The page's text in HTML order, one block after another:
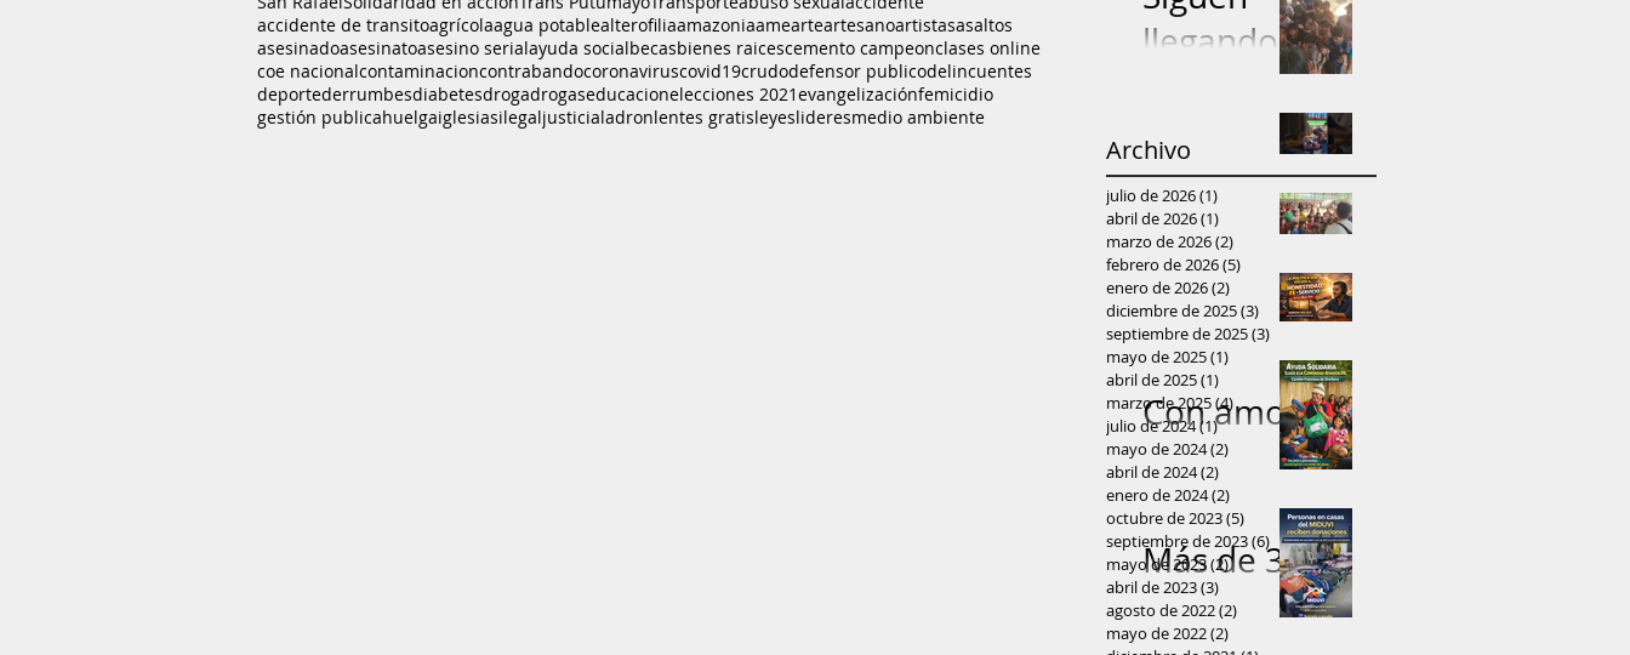
accidente de transitoagrícolaagua potablealterofiliaamazoniaamearteartesanoartistasasaltos
asesinadoasesinatoasesino serialayuda socialbecasbienes raicescemento campeonclases online
coe nacionalcontaminacioncontrabandocoronaviruscovid19crudodefensor publicodelincuentes
deportederrumbesdiabetesdrogadrogaseducacionelecciones 2021evangelizaciónfemicidio
gestión publicahuelgaiglesiasilegaljusticialadronlentes gratisleyeslideresmedio ambiente
: Proyecto
"Dona con
Amor"
lleva ayuda
y
esperanza
a las
comunidad
es de
Orellana
llegando
donacione
s de ropa
Fundación
lleva ayuda
y
esperanza
a mujeres
de
comunidad
amazónica
Niños
recibieron
con alegría
prendas de
vestir
Adrián
Vallejo: “Sin
fe ni
honestidad
, la política
pierde su
alma”
Con amor
y
solidaridad
, ayuda
llega a
comunidad
Más de 300
prendas
Archivo
julio de 2026(1) 1 entrada
abril de 2026(1) 1 entrada
marzo de 2026(2) 2 entradas
febrero de 2026(5)
enero de 2026(2) 2 entradas
diciembre de 2025(3) 3 entradas
septiembre de 2025(3)
mayo de 2025(1) 1 entrada
abril de 2025(1) 1 entrada
marzo de 2025(4)4 entradas
julio de 2024(1)1 entrada
mayo de 2024(2) 2 entradas
abril de 2024(2) 2 entradas
enero de 2024(2)
octubre de 2023(5) 5 entradas
septiembre de 2023(6) 6 entradas
mayo de 2023(2)2 entradas
abril de 2023(3) 3 entradas
agosto de 2022(2) 2 entradas
mayo de 2022(2)